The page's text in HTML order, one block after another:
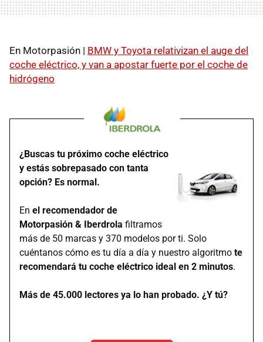
En Motorpasión | BMW y Toyota relativizan el auge del
coche eléctrico, y van a apostar fuerte por el coche de
hidrógeno
¿Buscas tu próximo coche eléctrico
y estás sobrepasado con tanta
opción? Es normal.
En el recomendador de
Motorpasión & Iberdrola filtramos
más de 50 marcas y 370 modelos por ti. Solo
cuéntanos cómo es tu día a día y nuestro algoritmo te
recomendará tu coche eléctrico ideal en 2 minutos.
Más de 45.000 lectores ya lo han probado. ¿Y tú?